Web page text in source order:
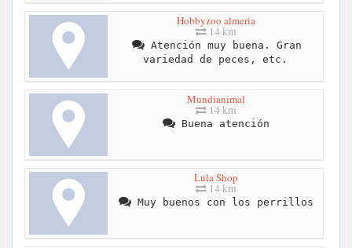
Hobbyzoo almeria
14 km
Atención muy buena. Gran
variedad de peces, etc.
Mundianimal
14 km
Buena atención
Lula Shop
14 km
Muy buenos con los perrillos